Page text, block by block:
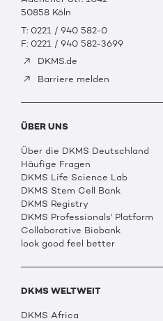
50858 Köln
T: 0221 / 940 582-0
F: 0221 / 940 582-3699
DKMS.de
Barriere melden
ÜBER UNS
Über die DKMS Deutschland
Häufige Fragen
DKMS Life Science Lab
DKMS Stem Cell Bank
DKMS Registry
DKMS Professionals' Platform
Collaborative Biobank
look good feel better
DKMS WELTWEIT
DKMS Africa